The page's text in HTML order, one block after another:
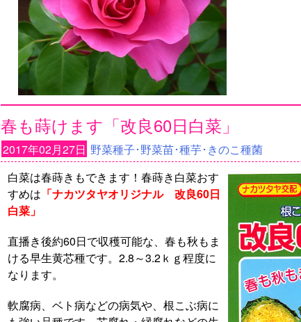
春も蒔けます「改良60日白菜」
2017年02月27日 野菜種子･野菜苗･種芋･きのこ種菌
白菜は春蒔きもできます！春蒔き白菜おす
すめは 「ナカツタヤオリジナル 改良60日
白菜」
直播き後約60日で収穫可能な、春も秋もま
ける早生黄芯種です。2.8～3.2ｋｇ程度に
なります。
軟腐病、ベト病などの病気や、根こぶ病に